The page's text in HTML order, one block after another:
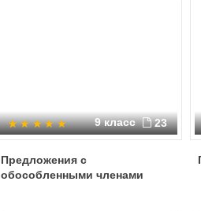
9 класс 23
Предложения с
обособленными членами